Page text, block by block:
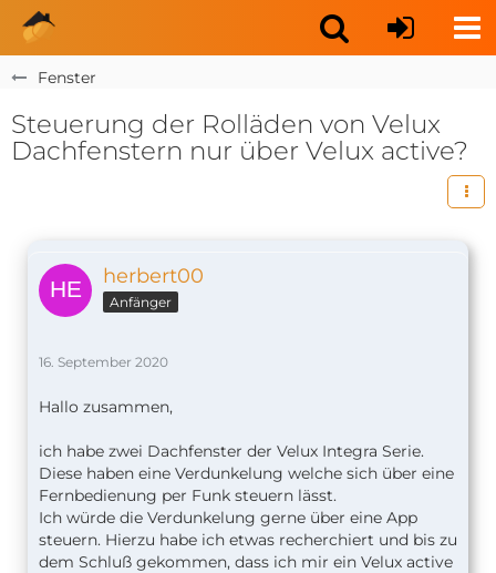
Fenster
Steuerung der Rolläden von Velux
Dachfenstern nur über Velux active?
herbert00
Anfänger
16. September 2020
Hallo zusammen,
ich habe zwei Dachfenster der Velux Integra Serie.
Diese haben eine Verdunkelung welche sich über eine
Fernbedienung per Funk steuern lässt.
Ich würde die Verdunkelung gerne über eine App
steuern. Hierzu habe ich etwas recherchiert und bis zu
dem Schluß gekommen, dass ich mir ein Velux active